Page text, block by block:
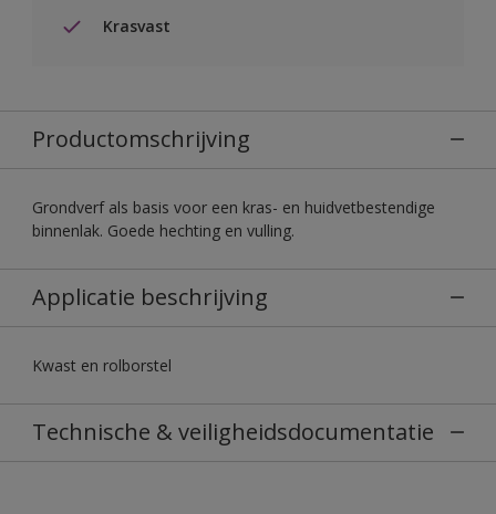
Krasvast
Productomschrijving
Grondverf als basis voor een kras- en huidvetbestendige
binnenlak. Goede hechting en vulling.
Applicatie beschrijving
Kwast en rolborstel
Technische & veiligheidsdocumentatie